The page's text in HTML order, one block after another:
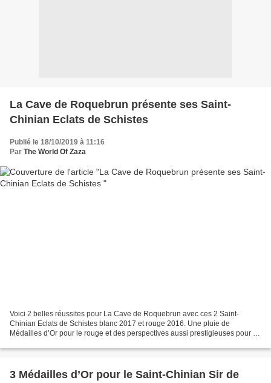
La Cave de Roquebrun présente ses Saint-
Chinian Eclats de Schistes
Publié le 18/10/2019 à 11:16
Par The World Of Zaza
Voici 2 belles réussites pour La Cave de Roquebrun avec ces 2 Saint-
Chinian Eclats de Schistes blanc 2017 et rouge 2016. Une pluie de
Médailles d’Or pour le rouge et des perspectives aussi prestigieuses pour le
3 Médailles d’Or pour le Saint-Chinian Sir de